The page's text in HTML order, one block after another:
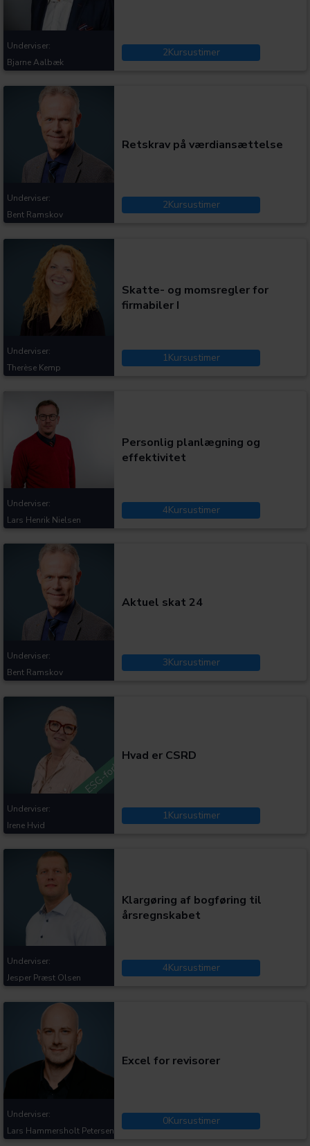
2Kursustimer
Underviser:
Bjarne Aalbæk
Retskrav på værdiansættelse
2Kursustimer
Underviser:
Bent Ramskov
Skatte- og momsregler for
firmabiler I
1Kursustimer
Underviser:
Therèse Kemp
Personlig planlægning og
effektivitet
4Kursustimer
Underviser:
Lars Henrik Nielsen
Aktuel skat 24
3Kursustimer
Underviser:
Bent Ramskov
Hvad er CSRD
1Kursustimer
Underviser:
Irene Hvid
Klargøring af bogføring til
årsregnskabet
4Kursustimer
Underviser:
Jesper Præst Olsen
Excel for revisorer
0Kursustimer
Underviser:
Lars Hammersholt Petersen